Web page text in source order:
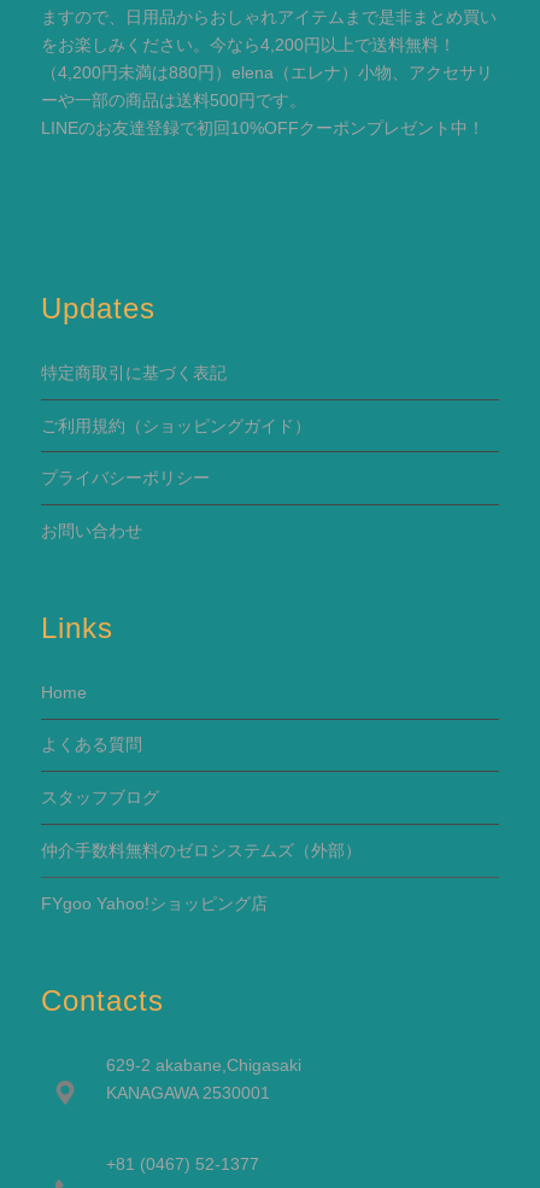
ますので、日用品からおしゃれアイテムまで是非まとめ買い
をお楽しみください。今なら4,200円以上で送料無料！
（4,200円未満は880円）elena（エレナ）小物、アクセサリ
ーや一部の商品は送料500円です。
LINEのお友達登録で初回10%OFFクーポンプレゼント中！
Updates
特定商取引に基づく表記
ご利用規約 （ショッピングガイド）
プライバシーポリシー
お問い合わせ
Links
Home
よくある質問
スタッフブログ
仲介手数料無料のゼロシステムズ（外部）
FYgoo Yahoo!ショッピング店
Contacts
629-2 akabane,Chigasaki
KANAGAWA 2530001
+81 (0467) 52-1377